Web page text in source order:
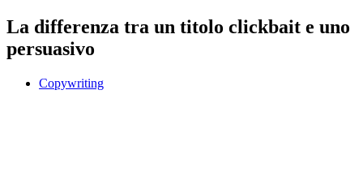
La differenza tra un titolo clickbait e uno
persuasivo
Copywriting